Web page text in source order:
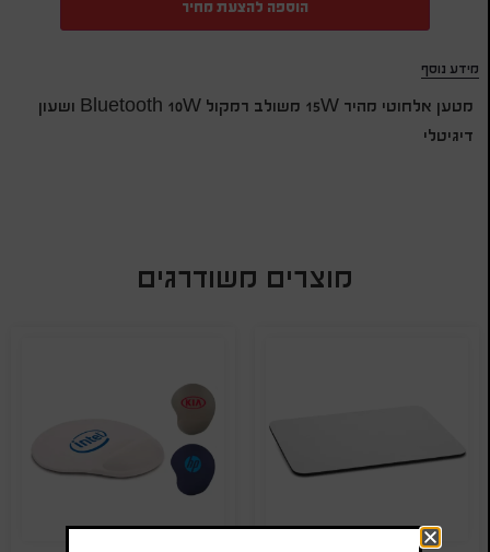
הוספה להצעת מחיר
מידע נוסף
מטען אלחוטי מהיר 15W משולב רמקול Bluetooth 10W ושעון
דיגיטלי
מוצרים משודרגים